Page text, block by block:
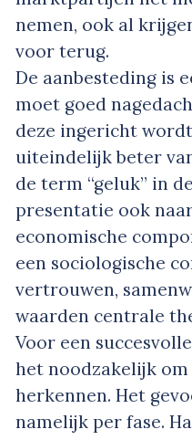
nemen, ook al
voor terug.
De aanbesteding is
moet goed
deze ingericht
uiteindelijk beter
de term “geluk” in
presentatie ook
economische
een sociologische
vertrouwen,
waarden centrale
Voor een
het noodzakelijk
herkennen. Het
namelijk per fase.